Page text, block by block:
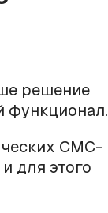
решение
функционал.
СМС-
для этого